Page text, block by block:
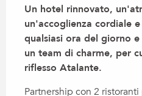
Un hotel rinnovato,
un'accoglienza cordiale
qualsiasi ora del giorno
un team di charme, per
riflesso Atalante.
Partnership con 2